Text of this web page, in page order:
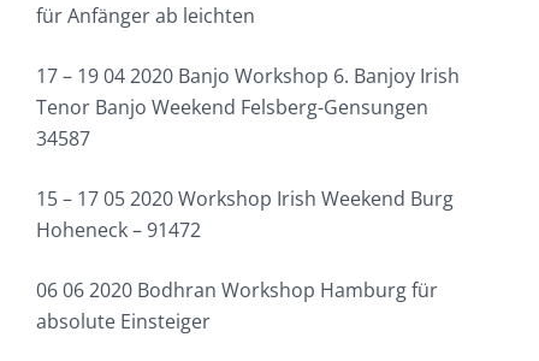
für Anfänger ab leichten
17 – 19 04 2020 Banjo Workshop 6. Banjoy Irish
Tenor Banjo Weekend Felsberg-Gensungen
34587
15 – 17 05 2020 Workshop Irish Weekend Burg
Hoheneck – 91472
06 06 2020 Bodhran Workshop Hamburg für
absolute Einsteiger